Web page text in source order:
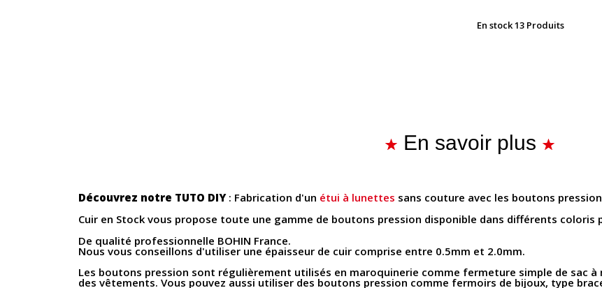
En stock13 Produits
En savoir plus
Découvrez notre TUTO DIY: Fabrication d'un étui à lunettes sans couture avec les boutons
Cuir en Stock vous propose toute une gamme de boutons pression disponible dans différents coloris
De qualité professionnelle BOHIN France.
Nous vous conseillons d'utiliser une épaisseur de cuir comprise entre 0.5mm et 2.0mm.
Les boutons pression sont régulièrement utilisés en maroquinerie comme fermeture simple de sac
des vêtements. Vous pouvez aussi utiliser des boutons pression comme fermoirs de bijoux, type